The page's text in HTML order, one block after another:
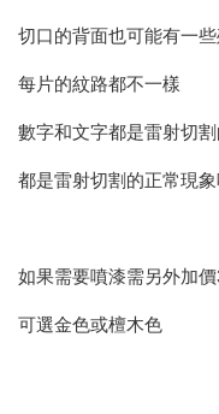
切口的背面也可能有一
每片的紋路都不一樣
數字和文字都是雷射切
都是雷射切割的正常現象
如果需要噴漆需另外加
可選金色或檀木色